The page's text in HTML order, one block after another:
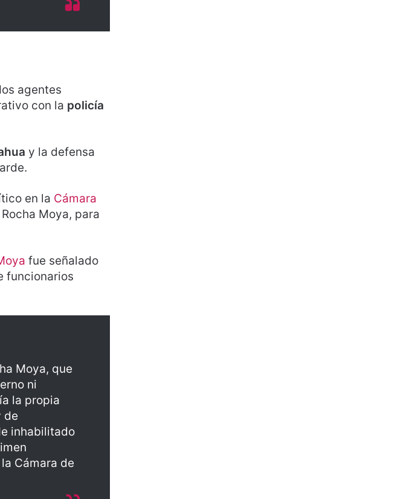
agentes
con la policía
y la defensa
en la Cámara
Rocha Moya, para
fue señalado
funcionarios
Moya, que
ni
la propia
de
inhabilitado
Cámara de